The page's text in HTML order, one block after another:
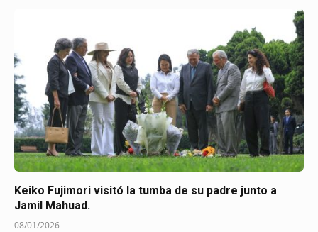
Keiko Fujimori visitó la tumba de su padre junto a
Jamil Mahuad.
08/01/2026